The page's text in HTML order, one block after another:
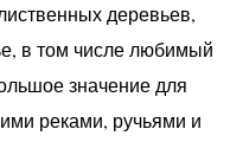
деревьев,
в том числе любимый
значение для
реками, ручьями и